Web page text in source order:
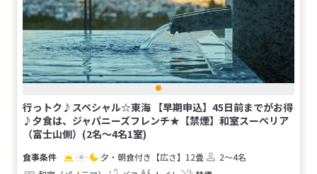
行っトク♪スペシャル☆東海 【早期申込】45日前までがお得
♪夕食は、ジャパニーズフレンチ★【禁煙】和室スーペリア
（富士山側）(2名～4名1室)
夕・朝食付き 【広さ】12畳
2～4名